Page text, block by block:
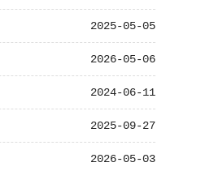
2025-05-05
2026-05-06
2024-06-11
2025-09-27
2026-05-03